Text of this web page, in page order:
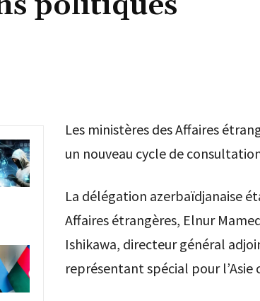
Les ministères des Affaires
un nouveau cycle de
La délégation azerbaïdjanaise
Affaires étrangères, Elnur
Ishikawa, directeur général
représentant spécial pour l’Asie